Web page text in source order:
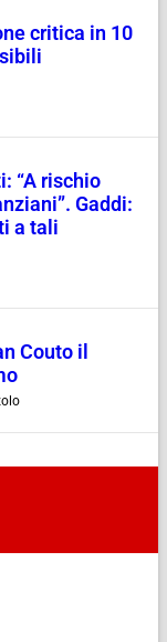
critica in 10
“A rischio
Gaddi:
a tali
Couto il